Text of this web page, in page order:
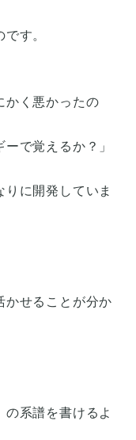
す。
かく悪かったの
で覚えるか？」
に開発していま
かせることが分か
の系譜を書けるよ